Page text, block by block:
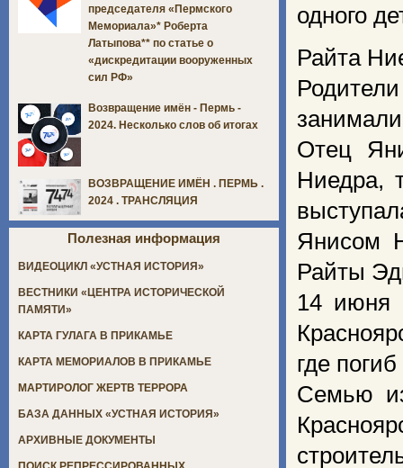
одного
Райта
Отец
Ниедра,
Янисом
Райты
14 июня
где
Семью
председателя «Пермского
Мемориала»* Роберта
Латыпова** по статье о
«дискредитации вооруженных
сил РФ»
Возвращение имён - Пермь -
2024. Несколько слов об итогах
ВОЗВРАЩЕНИЕ ИМЁН . ПЕРМЬ .
2024 . ТРАНСЛЯЦИЯ
Полезная информация
ВИДЕОЦИКЛ «УСТНАЯ ИСТОРИЯ»
ВЕСТНИКИ «ЦЕНТРА ИСТОРИЧЕСКОЙ
ПАМЯТИ»
КАРТА ГУЛАГА В ПРИКАМЬЕ
КАРТА МЕМОРИАЛОВ В ПРИКАМЬЕ
МАРТИРОЛОГ ЖЕРТВ ТЕРРОРА
БАЗА ДАННЫХ «УСТНАЯ ИСТОРИЯ»
АРХИВНЫЕ ДОКУМЕНТЫ